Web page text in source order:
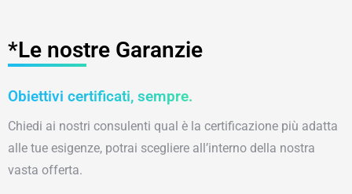
*Le nostre Garanzie
Obiettivi certificati, sempre.
Chiedi ai nostri consulenti qual è la certificazione più adatta
alle tue esigenze, potrai scegliere all’interno della nostra
vasta offerta.